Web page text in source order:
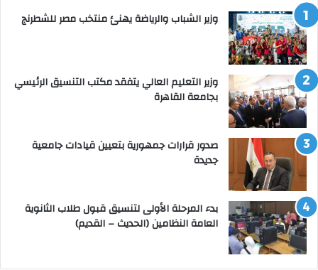
وزير الشباب والرياضة يهنئ منتخب مصر للشطرنج
وزير التعليم العالي يتفقد مكتب التنسيق الرئيسي
بجامعة القاهرة
صدور قرارات جمهورية بتعيين قيادات جامعية
جديدة
بدء المرحلة الأولى لتنسيق قبول طلاب الثانوية
العامة النظامين (الحديث – القديم)